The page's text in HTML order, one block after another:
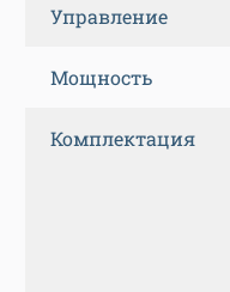
Управление
Мощность
Комплектация